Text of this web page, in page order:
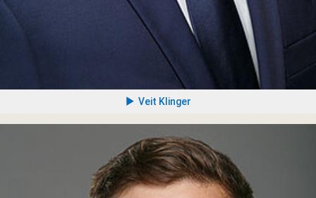
Veit Klinger